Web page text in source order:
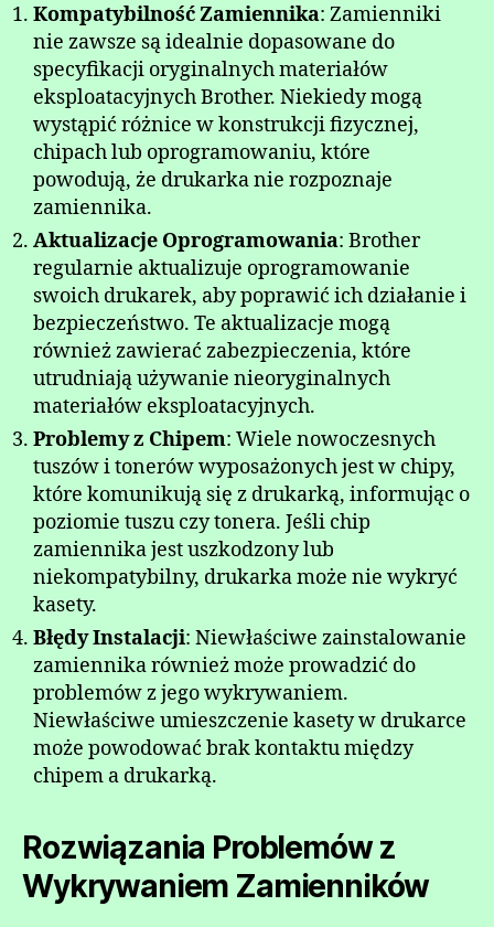
Kompatybilność Zamiennika: Zamienniki
nie zawsze są idealnie dopasowane do
specyfikacji oryginalnych materiałów
eksploatacyjnych Brother. Niekiedy mogą
wystąpić różnice w konstrukcji fizycznej,
chipach lub oprogramowaniu, które
powodują, że drukarka nie rozpoznaje
zamiennika.
Aktualizacje Oprogramowania: Brother
regularnie aktualizuje oprogramowanie
swoich drukarek, aby poprawić ich działanie i
bezpieczeństwo. Te aktualizacje mogą
również zawierać zabezpieczenia, które
utrudniają używanie nieoryginalnych
materiałów eksploatacyjnych.
Problemy z Chipem: Wiele nowoczesnych
tuszów i tonerów wyposażonych jest w chipy,
które komunikują się z drukarką, informując o
poziomie tuszu czy tonera. Jeśli chip
zamiennika jest uszkodzony lub
niekompatybilny, drukarka może nie wykryć
kasety.
Błędy Instalacji: Niewłaściwe zainstalowanie
zamiennika również może prowadzić do
problemów z jego wykrywaniem.
Niewłaściwe umieszczenie kasety w drukarce
może powodować brak kontaktu między
chipem a drukarką.
Rozwiązania Problemów z
Wykrywaniem Zamienników